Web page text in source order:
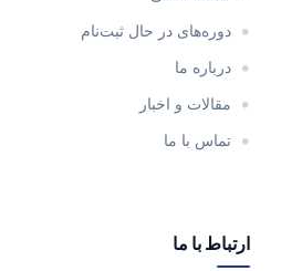
دوره‌های در حال ثبت‌نام
درباره ما
مقالات و اخبار
تماس با ما
ارتباط با ما